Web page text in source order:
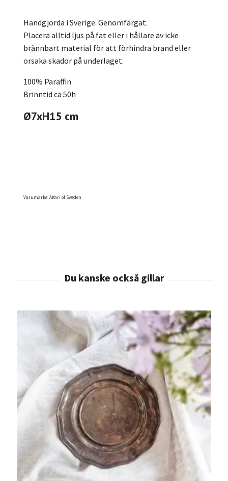
Handgjorda i Sverige. Genomfärgat.
Placera alltid ljus på fat eller i hållare av icke
brännbart material för att förhindra brand eller
orsaka skador på underlaget.
100% Paraffin
Brinntid ca 50h
Ø7xH15 cm
Varumärke: Affari of Sweden